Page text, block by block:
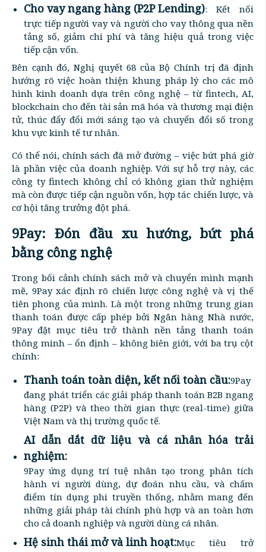
Cho vay ngang hàng (P2P Lending): Kết nối
trực tiếp người vay và người cho vay thông qua nền
tảng số, giảm chi phí và tăng hiệu quả trong việc
tiếp cận vốn.
Bên cạnh đó, Nghị quyết 68 của Bộ Chính trị đã định
hướng rõ việc hoàn thiện khung pháp lý cho các mô
hình kinh doanh dựa trên công nghệ – từ fintech, AI,
blockchain cho đến tài sản mã hóa và thương mại điện
tử, thúc đẩy đổi mới sáng tạo và chuyển đổi số trong
khu vực kinh tế tư nhân.
Có thể nói, chính sách đã mở đường – việc bứt phá giờ
là phần việc của doanh nghiệp. Với sự hỗ trợ này, các
công ty fintech không chỉ có không gian thử nghiệm
mà còn được tiếp cận nguồn vốn, hợp tác chiến lược, và
cơ hội tăng trưởng đột phá.
9Pay: Đón đầu xu hướng, bứt phá
bằng công nghệ
Trong bối cảnh chính sách mở và chuyển mình mạnh
mẽ, 9Pay xác định rõ chiến lược công nghệ và vị thế
tiên phong của mình. Là một trong những trung gian
thanh toán được cấp phép bởi Ngân hàng Nhà nước,
9Pay đặt mục tiêu trở thành nền tảng thanh toán
thông minh – ổn định – không biên giới, với ba trụ cột
chính:
Thanh toán toàn diện, kết nối toàn cầu:9Pay
đang phát triển các giải pháp thanh toán B2B ngang
hàng (P2P) và theo thời gian thực (real-time) giữa
Việt Nam và thị trường quốc tế.
AI dẫn dắt dữ liệu và cá nhân hóa trải
nghiệm:
9Pay ứng dụng trí tuệ nhân tạo trong phân tích
hành vi người dùng, dự đoán nhu cầu, và chấm
điểm tín dụng phi truyền thống, nhằm mang đến
những giải pháp tài chính phù hợp và an toàn hơn
cho cả doanh nghiệp và người dùng cá nhân.
Hệ sinh thái mở và linh hoạt:Mục tiêu trở